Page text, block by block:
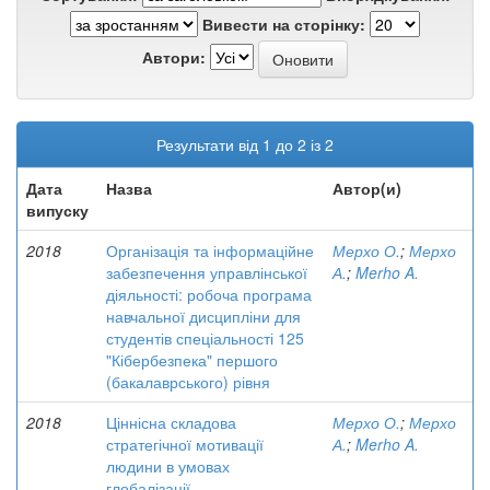
Вивести на сторінку:
Автори:
Результати від 1 до 2 із 2
Дата
випуску
Назва Автор(и)
2018
Організація та інформаційне
забезпечення управлінської
діяльності: робоча програма
навчальної дисципліни для
студентів спеціальності 125
"Кібербезпека" першого
(бакалаврського) рівня
Мерхо О.; Мерхо
А.; Merho A.
2018
Ціннісна складова
стратегічної мотивації
людини в умовах
Мерхо О.; Мерхо
А.; Merho A.